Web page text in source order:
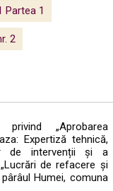
Partea 1
2
„Aprobarea
Expertiză tehnică,
de intervenții și a
de refacere și
Humei, comuna